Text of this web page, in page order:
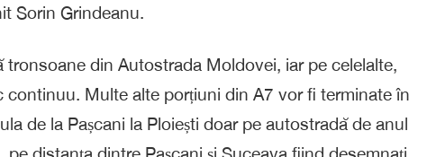
Sorin Grindeanu.
din Autostrada Moldovei, iar pe celelalte,
continuu. Multe alte porțiuni din A7 vor fi terminate în
de la Pașcani la Ploiești doar pe autostradă de anul